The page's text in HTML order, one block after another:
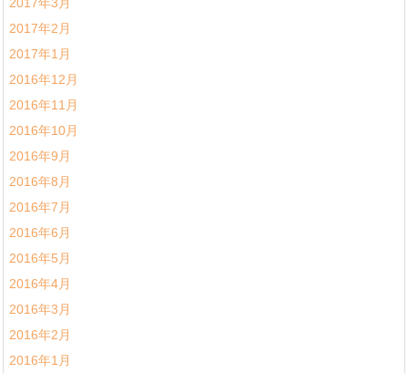
2017年2月
2017年1月
2016年12月
2016年11月
2016年10月
2016年9月
2016年8月
2016年7月
2016年6月
2016年5月
2016年4月
2016年3月
2016年2月
2016年1月